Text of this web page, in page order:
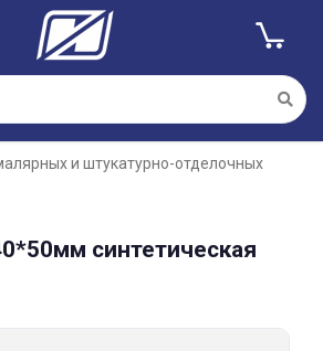
и штукатурно-отделочных
синтетическая